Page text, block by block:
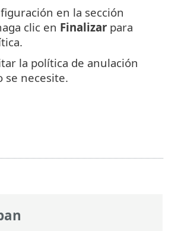
en la sección
clic en Finalizar para
la política de anulación
se necesite.